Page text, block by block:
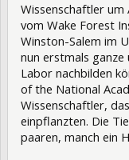
Wissenschaftler um
vom Wake Forest
Winston-Salem im
nun erstmals
Labor nachbilden
of the National
Wissenschaftler,
einpflanzten. Die
paaren, manch ein